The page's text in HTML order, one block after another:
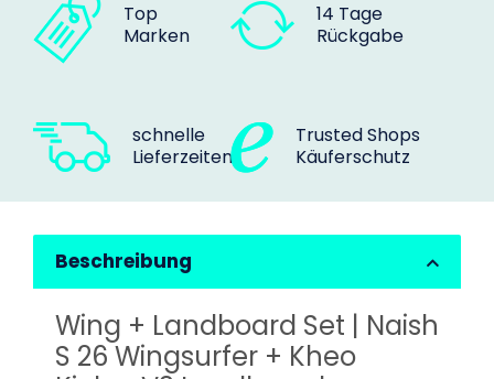
Top
Marken
14 Tage
Rückgabe
schnelle
Lieferzeiten
Trusted Shops
Käuferschutz
Beschreibung
Wing + Landboard Set | Naish
S 26 Wingsurfer + Kheo